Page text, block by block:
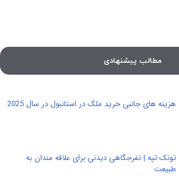
مطالب پیشنهادی
هزینه های جانبی خرید ملک در استانبول در سال 2025
تونک تپه | تفرجگاهی دیدنی برای علاقه مندان به
طبیعت